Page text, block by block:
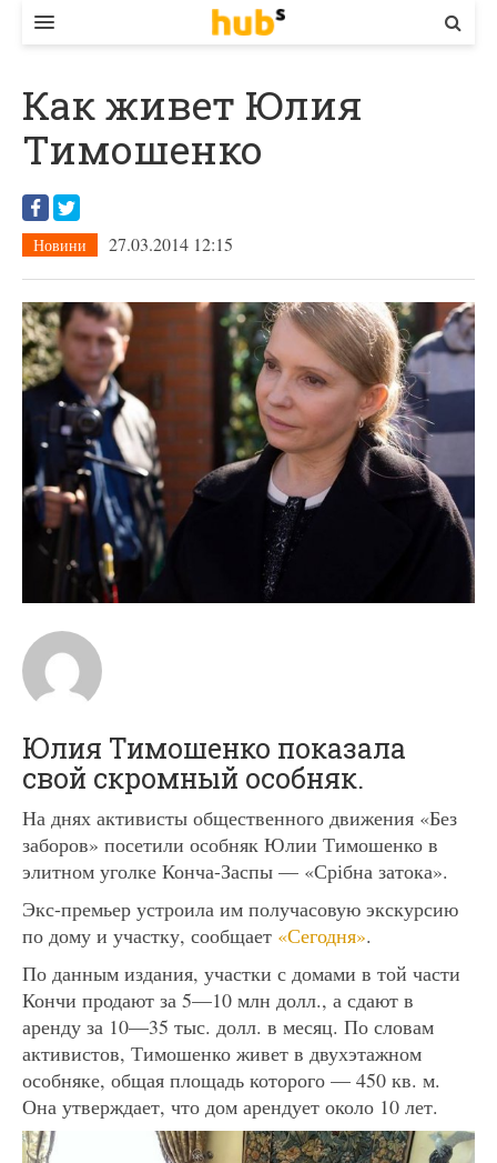
ЕКОНОМІКА
БІЗНЕС
СТАРТЕР
КОНТАКТИ
Как живет Юлия
Тимошенко
Новини 27.03.2014 12:15
Юлия Тимошенко показала
свой скромный особняк.
На днях активисты общественного движения «Без
заборов» посетили особняк Юлии Тимошенко в
элитном уголке Конча-Заспы — «Срібна затока».
Экс-премьер устроила им получасовую экскурсию
по дому и участку, сообщает «Сегодня».
По данным издания, участки с домами в той части
Кончи продают за 5—10 млн долл., а сдают в
аренду за 10—35 тыс. долл. в месяц. По словам
активистов, Тимошенко живет в двухэтажном
особняке, общая площадь которого — 450 кв. м.
Она утверждает, что дом арендует около 10 лет.